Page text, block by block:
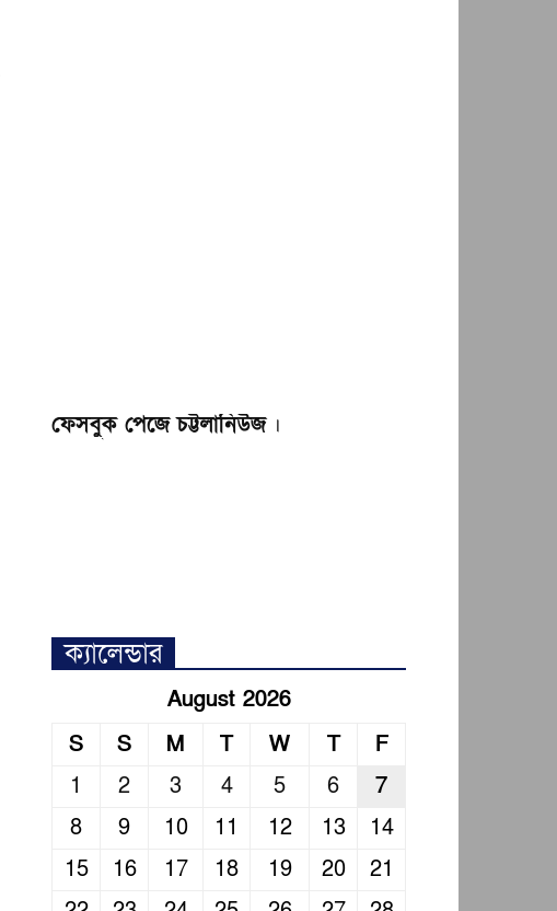
ফেসবুক পেজে চট্টলানিউজ ।
ক্যালেন্ডার
August 2026
S
S M T W T
F
1
2 3 4 5 6
7
8
9 10 11 12 13
14
15
16 17 18 19 20
21